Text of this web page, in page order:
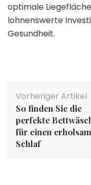
optimale
lohnenswerte
Gesundheit.
Vorheriger Artikel
So finden Sie die
perfekte
für einen
Schlaf